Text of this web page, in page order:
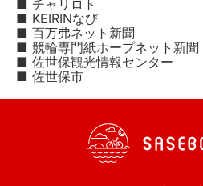
■ チャリロト
■ KEIRINなび
■ 百万弗ネット新聞
■ 競輪専門紙ホープネット新聞
■ 佐世保観光情報センター
■ 佐世保市